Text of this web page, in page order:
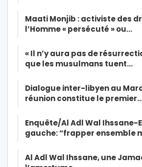
Maati Monjib : activiste des
l’Homme « persécuté » ou…
« Il n’y aura pas de
que les musulmans tuent…
Dialogue inter-libyen au
réunion constitue le
Enquête/Al Adl Wal Ihssane-
gauche: “frapper ensemble
Al Adl Wal Ihssane, une